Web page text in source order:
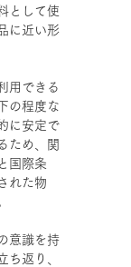
として使
に近い形
用できる
の程度な
に安定で
ため、関
国際条
れた物
意識を持
ち返り、